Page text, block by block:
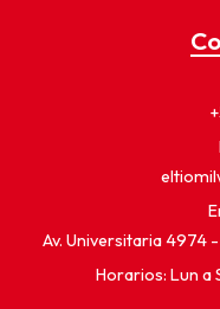
Av. Universitaria 4974
Horarios: Lun